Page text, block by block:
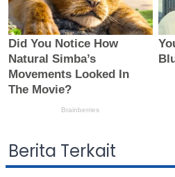
Berita Terkait